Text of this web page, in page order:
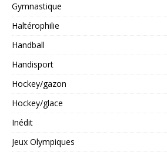
Gymnastique
Haltérophilie
Handball
Handisport
Hockey/gazon
Hockey/glace
Inédit
Jeux Olympiques